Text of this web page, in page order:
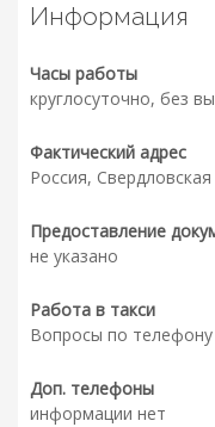
Информация
Часы работы
круглосуточно, без
Фактический адрес
Россия,
Предоставление
не указано
Работа в такси
Вопросы по телефону
Доп. телефоны
информации нет